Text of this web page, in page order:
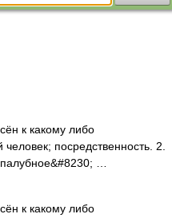
к какому либо
посредственность. 2.
…
к какому либо